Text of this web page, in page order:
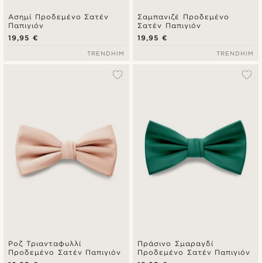
Ασημί Προδεμένο Σατέν
Παπιγιόν
19,95 €
TRENDHIM
Σαμπανιζέ Προδεμένο
Σατέν Παπιγιόν
19,95 €
TRENDHIM
Ροζ Τριανταφυλλί
Προδεμένο Σατέν Παπιγιόν
Πράσινο Σμαραγδί
Προδεμένο Σατέν Παπιγιόν